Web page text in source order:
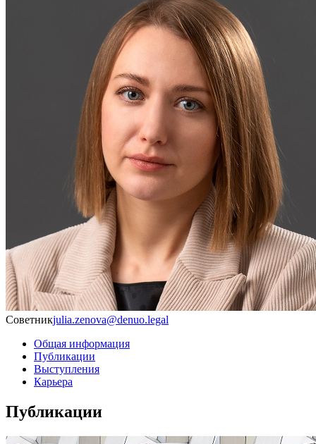
Советникjulia.zenova@denuo.legal
Общая информация
Публикации
Выступления
Карьера
Публикации